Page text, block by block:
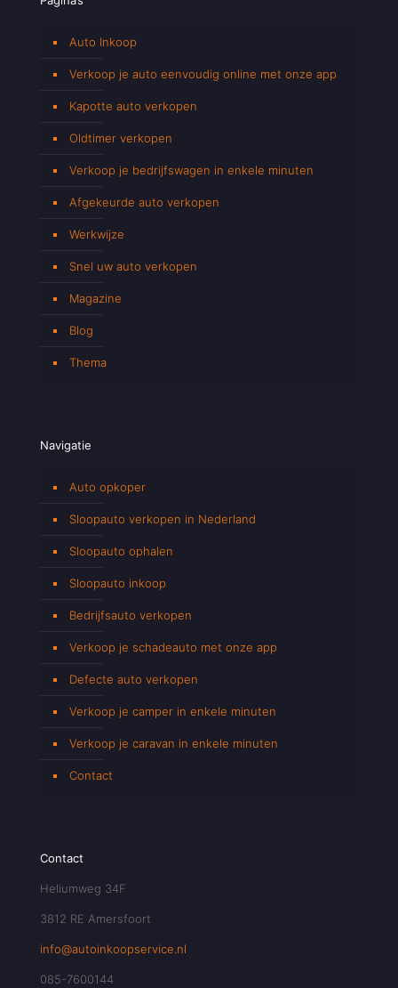
Auto Inkoop
Verkoop je auto eenvoudig online met onze app
Kapotte auto verkopen
Oldtimer verkopen
Verkoop je bedrijfswagen in enkele minuten
Afgekeurde auto verkopen
Werkwijze
Snel uw auto verkopen
Magazine
Blog
Thema
Navigatie
Auto opkoper
Sloopauto verkopen in Nederland
Sloopauto ophalen
Sloopauto inkoop
Bedrijfsauto verkopen
Verkoop je schadeauto met onze app
Defecte auto verkopen
Verkoop je camper in enkele minuten
Verkoop je caravan in enkele minuten
Contact
Contact
Heliumweg 34F
3812 RE Amersfoort
info@autoinkoopservice.nl
085-7600144